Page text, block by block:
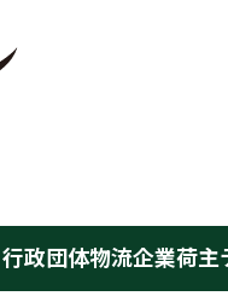
政団体物流企業荷主